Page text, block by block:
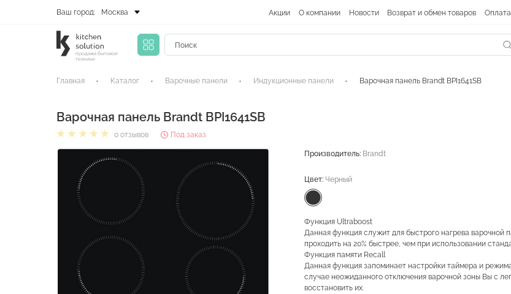
Ваш город: Москва Акции О компании Новости Возврат и обмен товаров Оплата
продажа бытовой
техники
Главная Каталог Варочные панели Индукционные панели Варочная панель Brandt BPI1641SB
Варочная панель Brandt BPI1641SB
0 отзывов Под заказ
Производитель: Brandt
Цвет: Черный
Функция Ultraboost
Данная функция служит для быстрого нагрева варочной
проходить на 20% быстрее, чем при использовании
Функция памяти Recall
Данная функция запоминает настройки таймера и
случае неожиданного отключения варочной зоны Вы с
восстановить их.